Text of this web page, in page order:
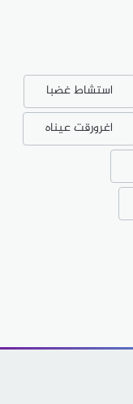
استشاط غضبا
اغرورقت عيناه